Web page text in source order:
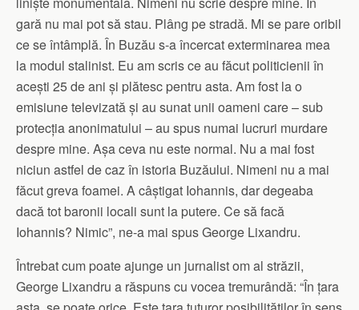
gară nu mai pot să stau. Plâng pe stradă. Mi se pare oribil
ce se întâmplă. În Buzău s-a încercat exterminarea mea
la modul stalinist. Eu am scris ce au făcut politicienii în
acești 25 de ani și plătesc pentru asta. Am fost la o
emisiune televizată și au sunat unii oameni care – sub
protecția anonimatului – au spus numai lucruri murdare
despre mine. Așa ceva nu este normal. Nu a mai fost
niciun astfel de caz în istoria Buzăului. Nimeni nu a mai
făcut greva foamei. A câștigat Iohannis, dar degeaba
dacă tot baronii locali sunt la putere. Ce să facă
Iohannis? Nimic”, ne-a mai spus George Lixandru.
Întrebat cum poate ajunge un jurnalist om al străzii,
George Lixandru a răspuns cu vocea tremurândă: “În țara